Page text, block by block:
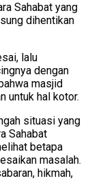
Sahabat yang
dihentikan
lalu
dengan
masjid
untuk hal kotor.
situasi yang
Sahabat
betapa
masalah.
hikmah,